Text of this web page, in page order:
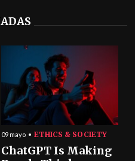
09 mayo ETHICS & SOCIETY
ChatGPT Is Making